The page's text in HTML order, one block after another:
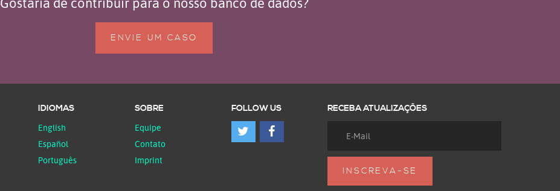
ENVIE UM CASO
IDIOMAS
English
Español
Português
SOBRE
Equipe
Contato
Imprint
FOLLOW US RECEBA ATUALIZAÇÕES